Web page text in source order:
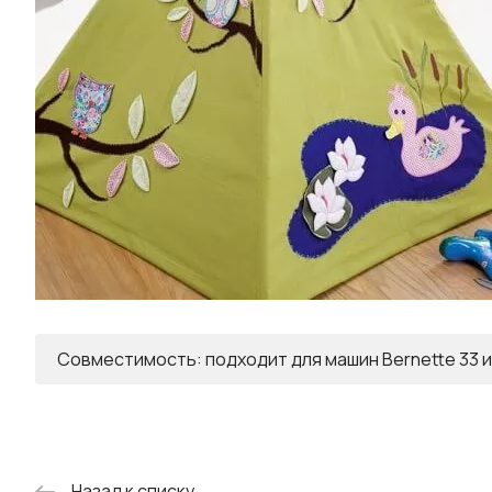
Совместимость: подходит для машин Bernette 33